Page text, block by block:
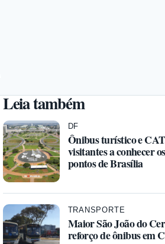
Leia também
DF
Ônibus turístico e
visitantes a conhecer
pontos de Brasília
TRANSPORTE
Maior São João do
reforço de ônibus em